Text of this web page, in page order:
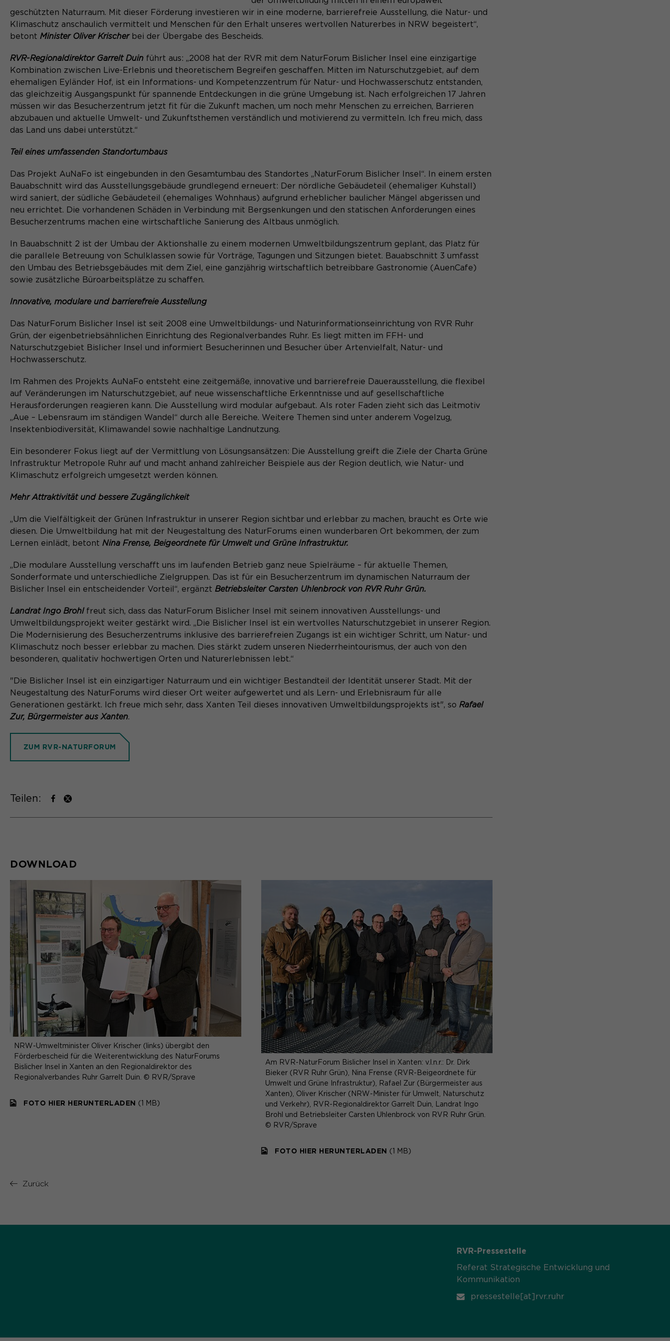
Zweck
Besuch auf der Website angenehm und
flüssig wird: Sie ermöglichen es der Website,
"hash-Wert") zum entsprechenden
Datenbankeintrag des Nutzers.
Laufzeit
Der Session Cookie wird beim Schließen des
Browsers wieder gelöscht.
Zweck
PHPs Standard Sitzungs- Identifikation
(Formulare).
Name be_typo_user
Zweck
Dieser Cookie teilt der Webseite mit, ob ein
Besucher im Typo3-Backend angemeldet ist
Name cookie_optin
Speichert den Zustimmungsstatus des
Anbieter Matomo
Laufzeit
Zweck
Dient zur anonymen Wiedererkennung eines
Besuchers.
Name _pk_ses*
Zweck
_pk_ref.*
Anbieter Matomo
Name MATOMO_SESSID
Laufzeit Sitzung
Zweck
Temporäre Session-ID, ohne
personenbezogene Daten.
Aktivierung Mehrsprachigkeit
Name googtrans
Anbieter GTranslate Inc.
Cookie-Informationen
geschützten Naturraum. Mit dieser Förderung investieren wir in eine moderne, barrierefreie Ausstellung, die Natur- und
Klimaschutz anschaulich vermittelt und Menschen für den Erhalt unseres wertvollen Naturerbes in NRW begeistert“,
betont Minister Oliver Krischerbei der Übergabe des Bescheids.
RVR-Regionaldirektor Garrelt Duin führt aus: „2008 hat der RVR mit dem NaturForum Bislicher Insel eine einzigartige
Kombination zwischen Live-Erlebnis und theoretischem Begreifen geschaffen. Mitten im Naturschutzgebiet, auf dem
ehemaligen Eyländer Hof, ist ein Informations- und Kompetenzzentrum für Natur- und Hochwasserschutz entstanden,
das gleichzeitig Ausgangspunkt für spannende Entdeckungen in die grüne Umgebung ist. Nach erfolgreichen 17 Jahren
müssen wir das Besucherzentrum jetzt fit für die Zukunft machen, um noch mehr Menschen zu erreichen, Barrieren
abzubauen und aktuelle Umwelt- und Zukunftsthemen verständlich und motivierend zu vermitteln. Ich freu mich, dass
das Land uns dabei unterstützt.“
Teil eines umfassenden Standortumbaus
Das Projekt AuNaFo ist eingebunden in den Gesamtumbau des Standortes „NaturForum Bislicher Insel“. In einem ersten
Bauabschnitt wird das Ausstellungsgebäude grundlegend erneuert: Der nördliche Gebäudeteil (ehemaliger Kuhstall)
wird saniert, der südliche Gebäudeteil (ehemaliges Wohnhaus) aufgrund erheblicher baulicher Mängel abgerissen und
neu errichtet. Die vorhandenen Schäden in Verbindung mit Bergsenkungen und den statischen Anforderungen eines
Besucherzentrums machen eine wirtschaftliche Sanierung des Altbaus unmöglich.
In Bauabschnitt 2 ist der Umbau der Aktionshalle zu einem modernen Umweltbildungszentrum geplant, das Platz für
die parallele Betreuung von Schulklassen sowie für Vorträge, Tagungen und Sitzungen bietet. Bauabschnitt 3 umfasst
den Umbau des Betriebsgebäudes mit dem Ziel, eine ganzjährig wirtschaftlich betreibbare Gastronomie (AuenCafe)
sowie zusätzliche Büroarbeitsplätze zu schaffen.
Innovative, modulare und barrierefreie Ausstellung
Das NaturForum Bislicher Insel ist seit 2008 eine Umweltbildungs- und Naturinformationseinrichtung von RVR Ruhr
Grün, der eigenbetriebsähnlichen Einrichtung des Regionalverbandes Ruhr. Es liegt mitten im FFH- und
Naturschutzgebiet Bislicher Insel und informiert Besucherinnen und Besucher über Artenvielfalt, Natur- und
Hochwasserschutz.
Im Rahmen des Projekts AuNaFo entsteht eine zeitgemäße, innovative und barrierefreie Dauerausstellung, die flexibel
auf Veränderungen im Naturschutzgebiet, auf neue wissenschaftliche Erkenntnisse und auf gesellschaftliche
Herausforderungen reagieren kann. Die Ausstellung wird modular aufgebaut. Als roter Faden zieht sich das Leitmotiv
„Aue – Lebensraum im ständigen Wandel“ durch alle Bereiche. Weitere Themen sind unter anderem Vogelzug,
Insektenbiodiversität, Klimawandel sowie nachhaltige Landnutzung.
Ein besonderer Fokus liegt auf der Vermittlung von Lösungsansätzen: Die Ausstellung greift die Ziele der Charta Grüne
Infrastruktur Metropole Ruhr auf und macht anhand zahlreicher Beispiele aus der Region deutlich, wie Natur- und
Klimaschutz erfolgreich umgesetzt werden können.
Mehr Attraktivität und bessere Zugänglichkeit
„Um die Vielfältigkeit der Grünen Infrastruktur in unserer Region sichtbar und erlebbar zu machen, braucht es Orte wie
diesen. Die Umweltbildung hat mit der Neugestaltung des NaturForums einen wunderbaren Ort bekommen, der zum
Lernen einlädt, betont Nina Frense, Beigeordnete für Umwelt und Grüne Infrastruktur.
„Die modulare Ausstellung verschafft uns im laufenden Betrieb ganz neue Spielräume – für aktuelle Themen,
Sonderformate und unterschiedliche Zielgruppen. Das ist für ein Besucherzentrum im dynamischen Naturraum der
Bislicher Insel ein entscheidender Vorteil“, ergänzt Betriebsleiter Carsten Uhlenbrock von RVR Ruhr Grün.
Landrat Ingo Brohlfreut sich, dass das NaturForum Bislicher Insel mit seinem innovativen Ausstellungs- und
Umweltbildungsprojekt weiter gestärkt wird. „Die Bislicher Insel ist ein wertvolles Naturschutzgebiet in unserer Region.
Die Modernisierung des Besucherzentrums inklusive des barrierefreien Zugangs ist ein wichtiger Schritt, um Natur- und
Klimaschutz noch besser erlebbar zu machen. Dies stärkt zudem unseren Niederrheintourismus, der auch von den
besonderen, qualitativ hochwertigen Orten und Naturerlebnissen lebt.“
"Die Bislicher Insel ist ein einzigartiger Naturraum und ein wichtiger Bestandteil der Identität unserer Stadt. Mit der
Neugestaltung des NaturForums wird dieser Ort weiter aufgewertet und als Lern- und Erlebnisraum für alle
Generationen gestärkt. Ich freue mich sehr, dass Xanten Teil dieses innovativen Umweltbildungsprojekts ist", so Rafael
Zur, Bürgermeister aus Xanten.
ZUM RVR-NATURFORUM
Teilen:
DOWNLOAD
NRW-Umweltminister Oliver Krischer (links) übergibt den
Förderbescheid für die Weiterentwicklung des NaturForums
Bislicher Insel in Xanten an den Regionaldirektor des
Regionalverbandes Ruhr Garrelt Duin. © RVR/Sprave
FOTO HIER HERUNTERLADEN (1 MB)
Am RVR-NaturForum Bislicher Insel in Xanten: v.l.n.r.: Dr. Dirk
Bieker (RVR Ruhr Grün), Nina Frense (RVR-Beigeordnete für
Umwelt und Grüne Infrastruktur), Rafael Zur (Bürgermeister aus
Xanten), Oliver Krischer (NRW-Minister für Umwelt, Naturschutz
und Verkehr), RVR-Regionaldirektor Garrelt Duin, Landrat Ingo
Brohl und Betriebsleiter Carsten Uhlenbrock von RVR Ruhr Grün.
© RVR/Sprave
FOTO HIER HERUNTERLADEN (1 MB)
Zurück
RVR-Pressestelle
Referat Strategische Entwicklung und
Kommunikation
pressestelle[at]rvr.ruhr